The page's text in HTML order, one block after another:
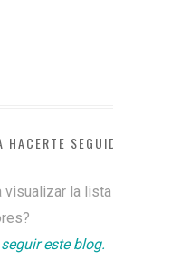
SEGUIDOR?
la lista de
este blog.